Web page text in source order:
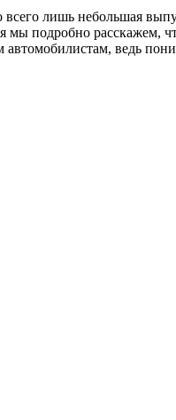
всего лишь небольшая
мы подробно расскажем,
автомобилистам, ведь